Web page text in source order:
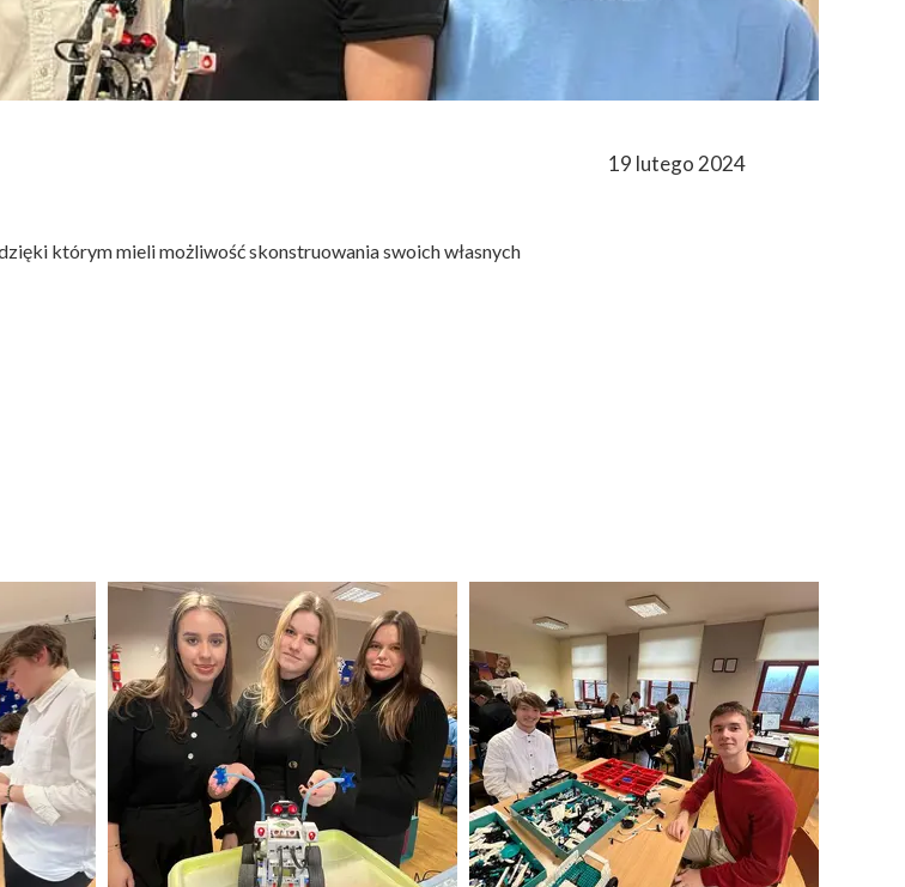
19 lutego 2024
którym mieli możliwość skonstruowania swoich własnych